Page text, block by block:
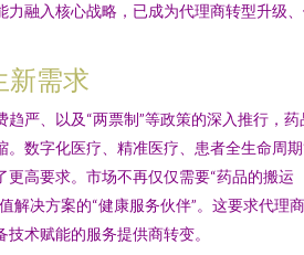
力融入核心战略，已成为代理商转型升级
新需求
严、以及“两票制”等政策的深入推行，药
。数字化医疗、精准医疗、患者全生命周
高要求。市场不再仅仅需要“药品的搬运
解决方案的“健康服务伙伴”。这要求代理
术赋能的服务提供商转变。